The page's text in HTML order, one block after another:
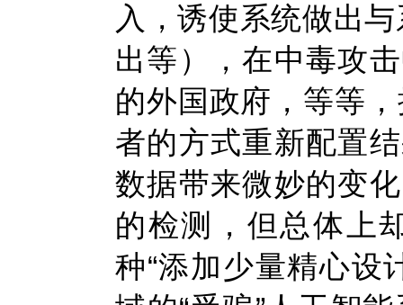
入，诱使系统做出
出等），在中毒攻
的外国政府，等等
者的方式重新配置
数据带来微妙的变
的检测，但总体上
种“添加少量精心设